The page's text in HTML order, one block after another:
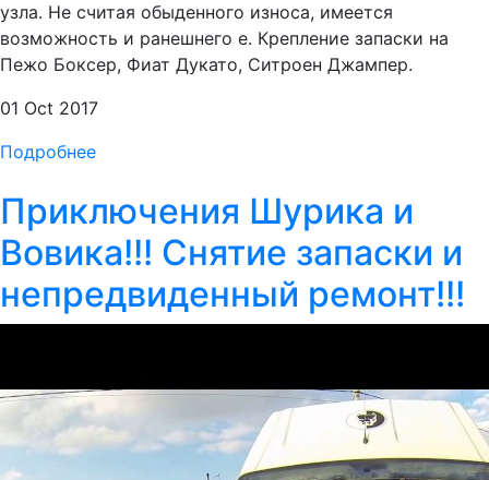
узла. Не считая обыденного износа, имеется
возможность и ранешнего е. Крепление запаски на
Пежо Боксер, Фиат Дукато, Ситроен Джампер.
01 Oct 2017
Подробнее
Приключения Шурика и
Вовика!!! Снятие запаски и
непредвиденный ремонт!!!